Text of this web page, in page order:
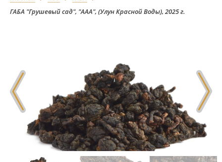
ГАБА "Грушевый сад", "ААА", (Улун Красной Воды), 2025 г.
Красной Воды), 2025 г.